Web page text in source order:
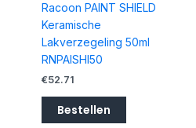
Racoon PAINT SHIELD
Keramische
Lakverzegeling 50ml
RNPAISHI50
€52.71
Bestellen